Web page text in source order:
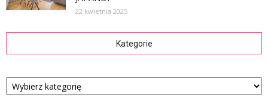
22 kwietnia 2025
Kategorie
Kategorie